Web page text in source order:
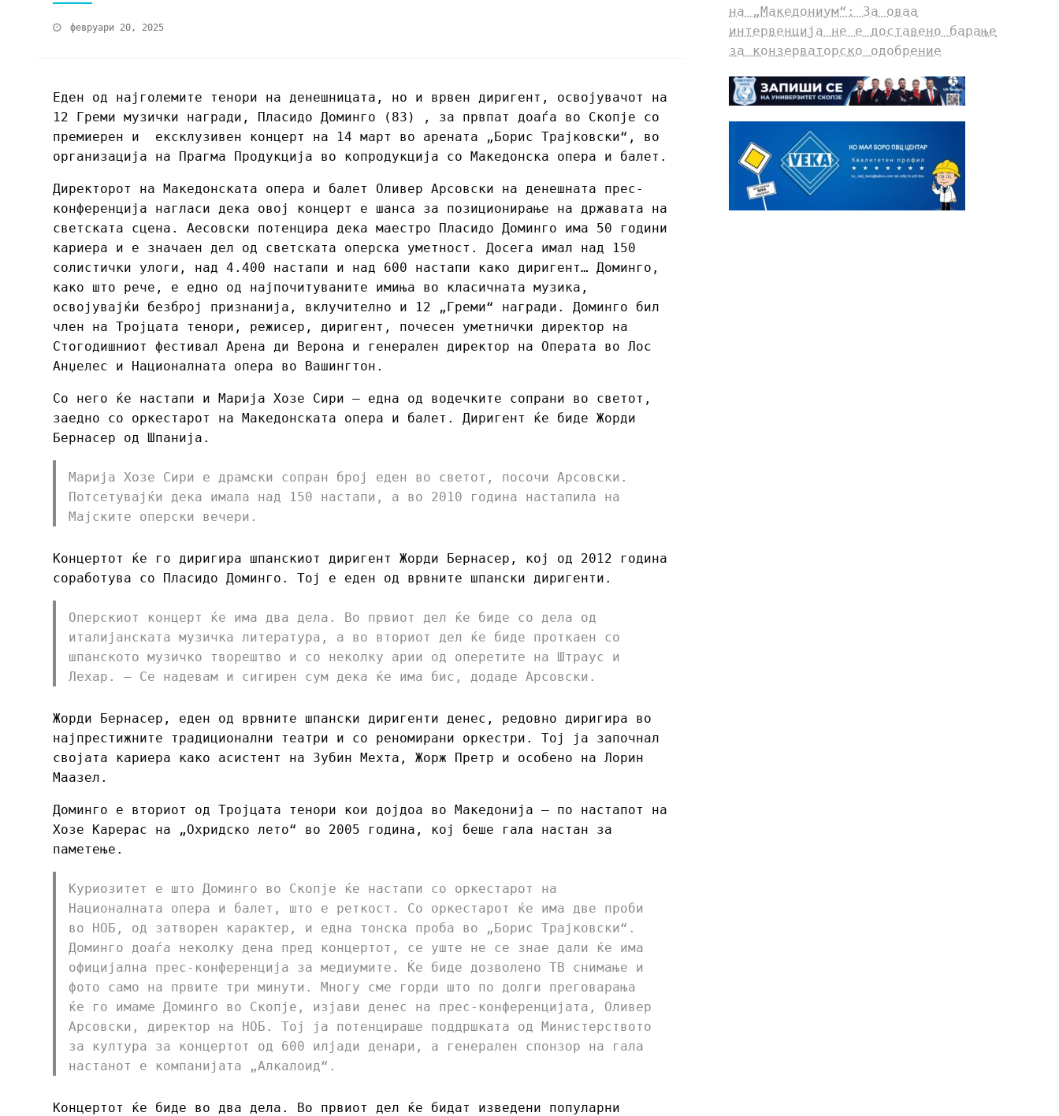
февруари 20, 2025
Еден од најголемите тенори на денешницата, но и врвен диригент, освојувачот на
12 Греми музички награди, Пласидо Доминго (83) , за првпат доаѓа во Скопје со
премиерен и ексклузивен концерт на 14 март во арената „Борис Трајковски“, во
организација на Прагма Продукција во копродукција со Македонска опера и балет.
Директорот на Македонската опера и балет Оливер Арсовски на денешната прес-
конференција нагласи дека овој концерт е шанса за позиционирање на државата на
светската сцена. Аесовски потенцира дека маестро Пласидо Доминго има 50 години
кариера и е значаен дел од светската оперска уметност. Досега имал над 150
солистички улоги, над 4.400 настапи и над 600 настапи како диригент… Доминго,
како што рече, е едно од најпочитуваните имиња во класичната музика,
освојувајќи безброј признанија, вклучително и 12 „Греми“ награди. Доминго бил
член на Тројцата тенори, режисер, диригент, почесен уметнички директор на
Стогодишниот фестивал Арена ди Верона и генерален директор на Операта во Лос
Анџелес и Националната опера во Вашингтон.
Со него ќе настапи и Марија Хозе Сири – една од водечките сопрани во светот,
заедно со оркестарот на Македонската опера и балет. Диригент ќе биде Жорди
Бернасер од Шпанија.
Марија Хозе Сири е драмски сопран број еден во светот, посочи Арсовски.
Потсетувајќи дека имала над 150 настапи, а во 2010 година настапила на
Мајските оперски вечери.
Концертот ќе го диригира шпанскиот диригент Жорди Бернасер, кој од 2012 година
соработува со Пласидо Доминго. Тој е еден од врвните шпански диригенти.
Оперскиот концерт ќе има два дела. Во првиот дел ќе биде со дела од
италијанската музичка литература, а во вториот дел ќе биде проткаен со
шпанското музичко творештво и со неколку арии од оперетите на Штраус и
Лехар. – Се надевам и сигирен сум дека ќе има бис, додаде Арсовски.
Жорди Бернасер, еден од врвните шпански диригенти денес, редовно диригира во
најпрестижните традиционални театри и со реномирани оркестри. Тој ја започнал
својата кариера како асистент на Зубин Мехта, Жорж Претр и особено на Лорин
Маазел.
Доминго е вториот од Тројцата тенори кои дојдоа во Македонија – по настапот на
Хозе Карерас на „Охридско лето“ во 2005 година, кој беше гала настан за
паметење.
Куриозитет е што Доминго во Скопје ќе настапи со оркестарот на
Националната опера и балет, што е реткост. Со оркестарот ќе има две проби
во НОБ, од затворен карактер, и една тонска проба во „Борис Трајковски“.
Доминго доаѓа неколку дена пред концертот, се уште не се знае дали ќе има
официјална прес-конференција за медиумите. Ќе биде дозволено ТВ снимање и
фото само на првите три минути. Многу сме горди што по долги преговарања
ќе го имаме Доминго во Скопје, изјави денес на прес-конференцијата, Оливер
Арсовски, директор на НОБ. Тој ја потенцираше поддршката од Министерството
за култура за концертот од 600 илјади денари, а генерален спонзор на гала
настанот е компанијата „Алкалоид“.
Концертот ќе биде во два дела. Во првиот дел ќе бидат изведени популарни
на „Македониум“: За оваа
интервенција не е доставено барање
за конзерваторско одобрение